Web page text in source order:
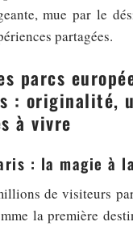
mue par le
partagées.
parcs
: originalité,
à vivre
: la magie à
de visiteurs
la première